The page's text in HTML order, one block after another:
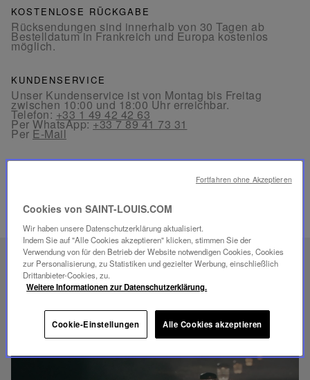
KOSTENLOSE RÜCKGABE
Rücksendungen sind innerhalb von 30 Tagen ab
Bestelldatum in Frankreich und Europa kostenlos
möglich.
KUNDENSERVICE
Unser Kundenservice ist von Montag bis Freitag
zwischen 10:00 und 18:00 Uhr erreichbar.
Telefon:+33 1 49 42 42 63
Per WhatsApp:+33 7 89 41 73 31
Per E-Mail
VERWANDTE PRODUKTE
EINZIGARTIGES
SAVOIR-FAIRE
FOLIA BELEUCHTUNG
Cookies von SAINT-LOUIS.COM
Wir haben unsere Datenschutzerklärung aktualisiert.
Indem Sie auf "Alle Cookies akzeptieren" klicken, stimmen Sie der
Verwendung von für den Betrieb der Website notwendigen Cookies, Cookies
zur Personalisierung, zu Statistiken und gezielter Werbung, einschließlich
Drittanbieter-Cookies, zu.
Weitere Informationen zur Datenschutzerklärung.
Cookie-Einstellungen Alle Cookies akzeptieren
Fortfahren ohne Akzeptieren